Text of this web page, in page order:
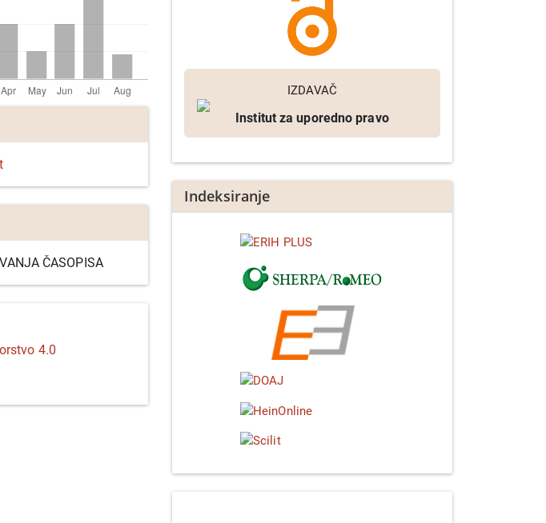
ČASOPISA
4.0
IZDAVAČ
Institut za uporedno pravo
Indeksiranje